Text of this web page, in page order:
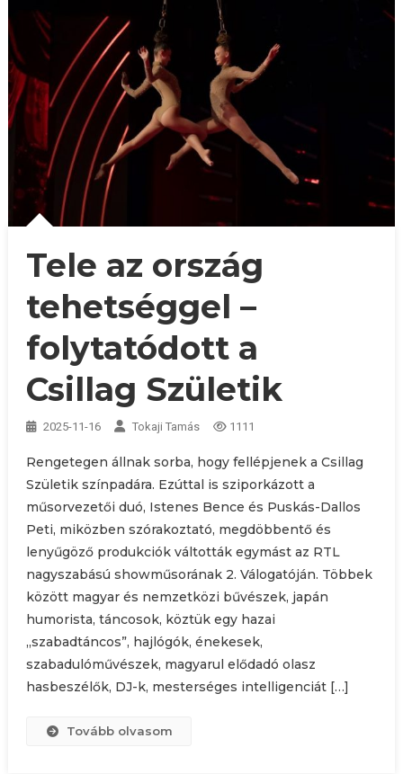
Tele az ország
tehetséggel –
folytatódott a
Csillag Születik
2025-11-16 Tokaji Tamás 1111
Rengetegen állnak sorba, hogy fellépjenek a Csillag
Születik színpadára. Ezúttal is sziporkázott a
műsorvezetői duó, Istenes Bence és Puskás-Dallos
Peti, miközben szórakoztató, megdöbbentő és
lenyűgöző produkciók váltották egymást az RTL
nagyszabású showműsorának 2. Válogatóján. Többek
között magyar és nemzetközi bűvészek, japán
humorista, táncosok, köztük egy hazai
„szabadtáncos”, hajlógók, énekesek,
szabadulóművészek, magyarul elődadó olasz
hasbeszélők, DJ-k, mesterséges intelligenciát […]
Tovább olvasom